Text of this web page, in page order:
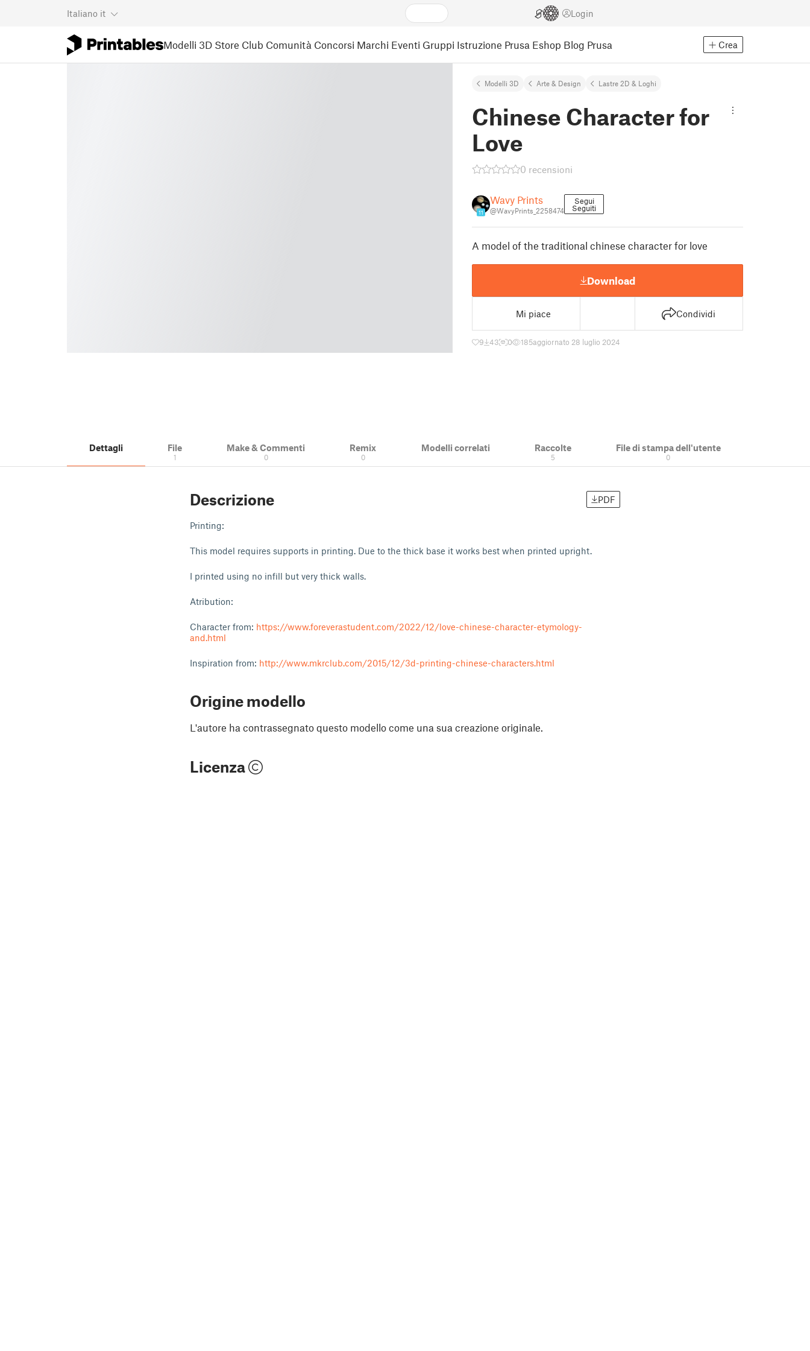
Italiano it Login
Modelli 3D Store Club Comunità Concorsi Marchi Eventi Gruppi Istruzione Prusa Eshop Blog Prusa Crea
Modelli 3D Arte & Design Lastre 2D & Loghi
Chinese Character for
Love
0 recensioni
11
Wavy Prints
@WavyPrints_2258474
Segui
Seguiti
A model of the traditional chinese character for love
Download
Mi piace Condividi
9 43 0 185aggiornato 28 luglio 2024
Dettagli File
1
Make & Commenti
0
Remix
0
Modelli correlati Raccolte
5
File di stampa dell'utente
0
Descrizione PDF
Printing:
This model requires supports in printing. Due to the thick base it works best when printed upright.
I printed using no infill but very thick walls.
Atribution:
Character from: https://www.foreverastudent.com/2022/12/love-chinese-character-etymology-
and.html
Inspiration from: http://www.mkrclub.com/2015/12/3d-printing-chinese-characters.html
Origine modello
L'autore ha contrassegnato questo modello come una sua creazione originale.
Licenza